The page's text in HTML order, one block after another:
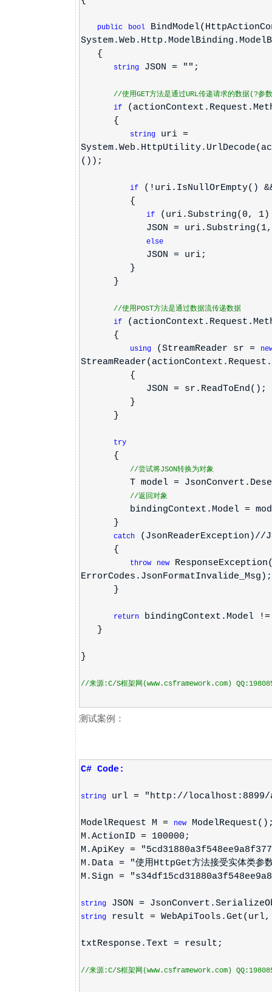
public bool
{
string JSON = "";
//使用GET方法是通过URL传递请求的数据(?参
if
{
string
uri =
());
if
(!uri.IsNullOrEmpty()
{
if
(uri.Substring(0, 1)
JSON = uri.Substring(1,
else
JSON = uri;
}
}
//使用POST方法是通过数据流传递数据
if
{
using (StreamReader sr =
{
JSON = sr.ReadToEnd();
}
}
try
{
//尝试将JSON转换为对象
T model =
//返回对象
bindingContext.Model =
}
catch
(JsonReaderException)//
{
throw new
ErrorCodes.JsonFormatInvalide_Msg);
}
return
bindingContext.Model
}
}
//来源:C/S框架网(www.csframework.com)
测试案例：
C# Code:
string url = "http://localhost:8899/
ModelRequest M = new
M.ActionID = 100000;
M.ApiKey =
M.Data = "使用HttpGet方法接受实体类参
M.Sign =
string JSON =
string result = WebApiTools.Get(url,
txtResponse.Text = result;
//来源:C/S框架网(www.csframework.com)